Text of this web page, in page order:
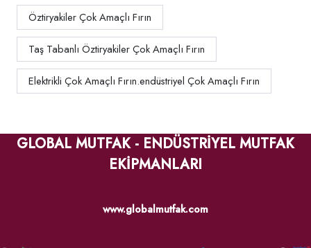
Öztiryakiler Çok Amaçlı Fırın
Taş Tabanlı Öztiryakiler Çok Amaçlı Fırın
Elektrikli Çok Amaçlı Fırın.endüstriyel Çok Amaçlı Fırın
GLOBAL MUTFAK - ENDÜSTRİYEL MUTFAK
EKİPMANLARI
www.globalmutfak.com